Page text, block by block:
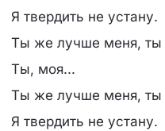
Я твердить не устану.
Ты же лучше меня, ты
Ты, моя...
Ты же лучше меня, ты
Я твердить не устану.